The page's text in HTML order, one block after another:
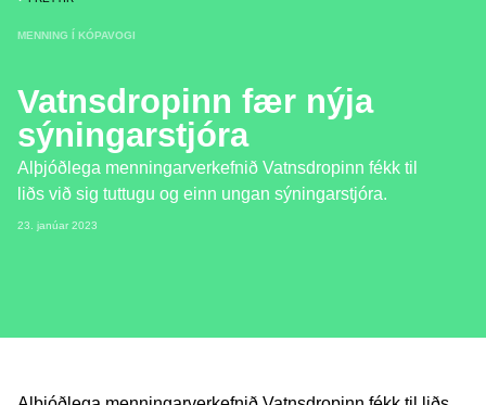
MENNING Í KÓPAVOGI
Vatnsdropinn fær nýja
sýningarstjóra
Alþjóðlega menningarverkefnið Vatnsdropinn fékk til
liðs við sig tuttugu og einn ungan sýningarstjóra.
23. janúar 2023